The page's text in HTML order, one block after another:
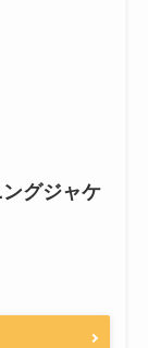
グジャケ